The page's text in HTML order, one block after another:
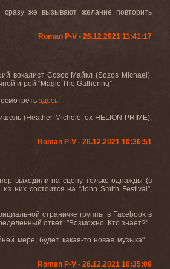
сразу же вызывают желание повторить
Roman P-V - 26.12.2021 11:41:17
вокалист Созос Майкл (Sozos Michael ),
игрой “Magic The Gathering”.
здесь.
(Heather Michele,ex-HELION PRIME),
Roman P-V - 26.12.2021 10:36:51
выходили на сцену только однажды (в
них состоится на “John Smith Festival”,
страничке группы в Facebook в
ответ: "Возможно. Кто знает?".
мере, будет какая-то новая музыка"....
Roman P-V - 26.12.2021 10:35:09